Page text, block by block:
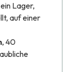
Lager,
auf einer
, 40